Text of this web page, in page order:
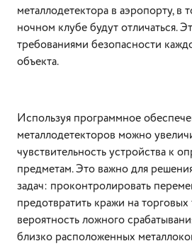
металлодетектора в аэропорту, в
ночном клубе будут отличаться.
требованиями безопасности
объекта.
Используя программное
металлодетекторов можно
чувствительность устройства к
предметам. Это важно для
задач: проконтролировать
предотвратить кражи на
вероятность ложного
близко расположенных